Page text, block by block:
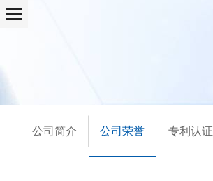
公司简介 公司荣誉 专利认证